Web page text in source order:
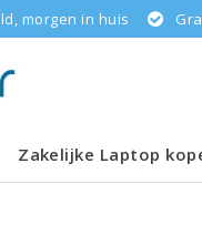
morgen in huis
Zakelijke Laptop